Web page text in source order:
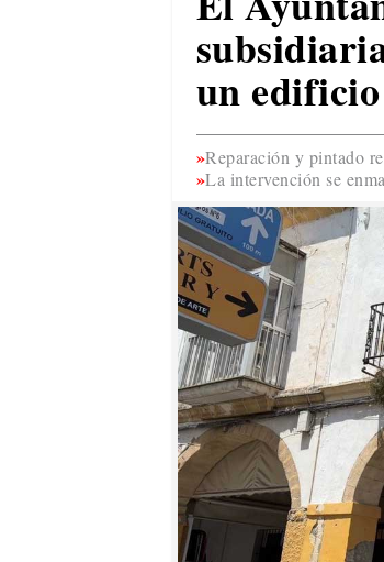
un
Reparación y pintado
La intervención se